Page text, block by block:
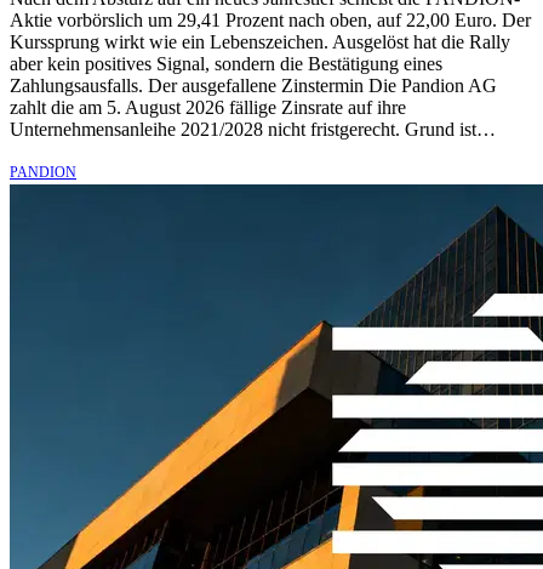
Aktie vorbörslich um 29,41 Prozent nach oben, auf 22,00 Euro. Der
Kurssprung wirkt wie ein Lebenszeichen. Ausgelöst hat die Rally
aber kein positives Signal, sondern die Bestätigung eines
Zahlungsausfalls. Der ausgefallene Zinstermin Die Pandion AG
zahlt die am 5. August 2026 fällige Zinsrate auf ihre
Unternehmensanleihe 2021/2028 nicht fristgerecht. Grund ist…
PANDION